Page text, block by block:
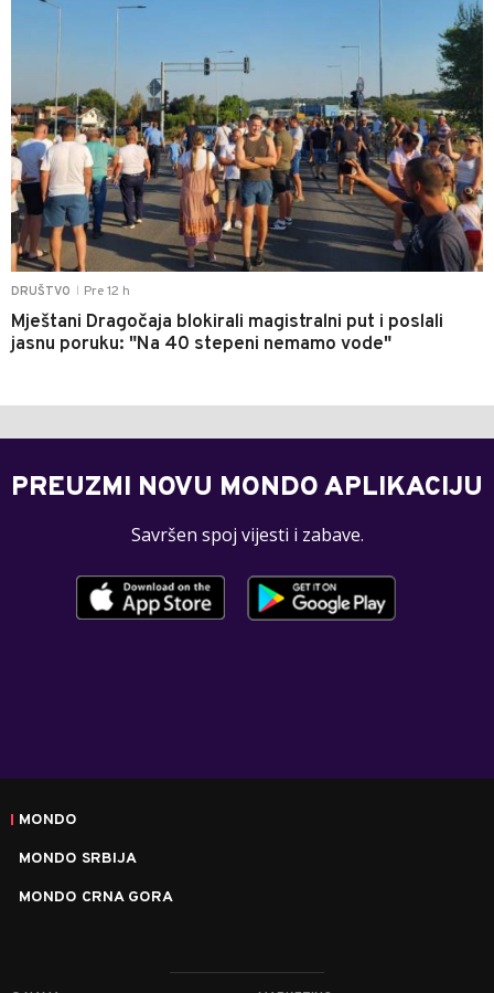
DRUŠTVO Pre 12 h
Mještani Dragočaja blokirali magistralni put i poslali
jasnu poruku: "Na 40 stepeni nemamo vode"
PREUZMI NOVU MONDO APLIKACIJU
Savršen spoj vijesti i zabave.
MONDO
MONDO SRBIJA
MONDO CRNA GORA